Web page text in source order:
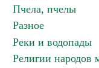
Пчела, пчелы
Разное
Реки и водопады
Религии народов